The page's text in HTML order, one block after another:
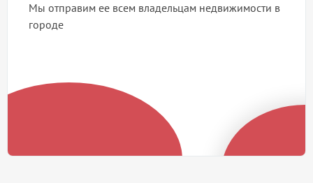
Мы отправим ее всем владельцам недвижимости в
городе